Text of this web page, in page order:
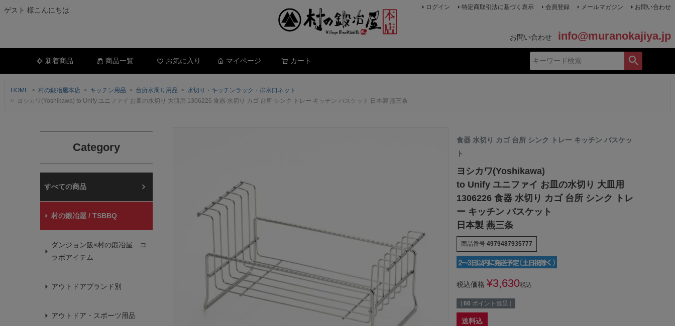
ゲスト 様こんにちは ログイン 特定商取引法に基づく表示 会員登録 メールマガジン お問い合わせ
お問い合わせ info@muranokajiya.jp
新着商品 商品一覧 お気に入り マイページ カート
HOME 村の鍛冶屋本店 キッチン用品 台所水周り用品
水切り・キッチンラック・排水口ネット
ヨシカワ(Yoshikawa) to Unify ユニファイ お皿の水切り 大皿用 1306226 食器 水切り カゴ 台所 シンク トレー キッチン バスケット 日本製 燕三条
Category
村の鍛冶屋本店
村の鍛冶屋 / TSBBQ
ダンジョン飯×村の鍛冶屋 コ
ラボアイテム
アウトドアブランド別
アウトドア・スポーツ用品
食器 水切り カゴ 台所 シンク トレー キッチン バスケッ
ト
ヨシカワ(Yoshikawa)
to Unify ユニファイ お皿の水切り 大皿用
1306226 食器 水切り カゴ 台所 シンク トレ
ー キッチン バスケット
日本製 燕三条
商品番号 4979487935777
税込価格 ¥3,630税込
[ 66 ポイント進呈 ]
送料込